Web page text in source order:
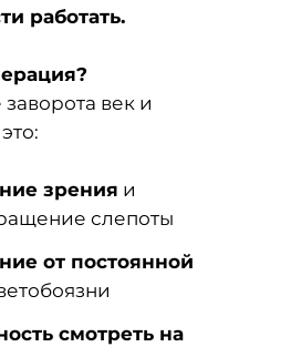
работать.
век и
зрения и
слепоты
от постоянной
смотреть на